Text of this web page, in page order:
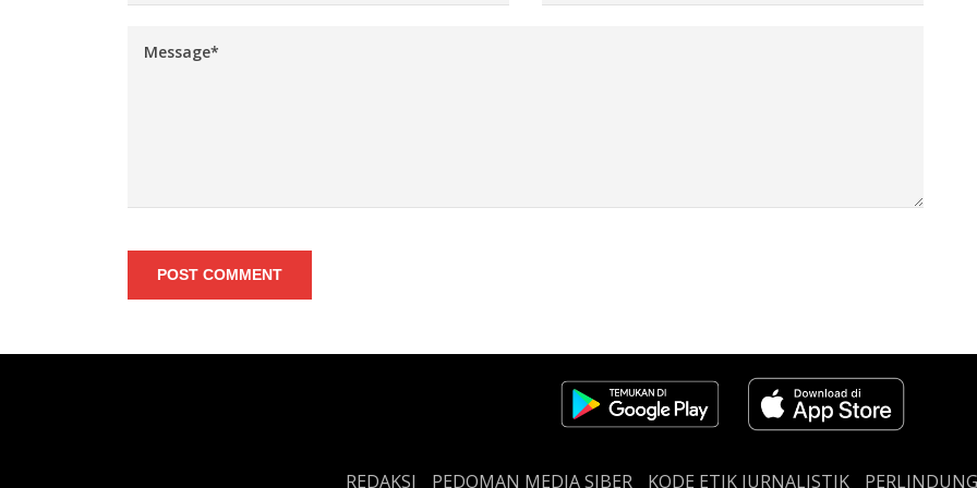
POST COMMENT
REDAKSI PEDOMAN MEDIA SIBER KODE ETIK JURNALISTIK